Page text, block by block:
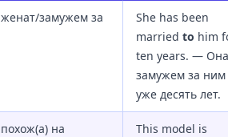
женат/замужем за
She has been
married to him
ten years. — Она
замужем за ним
уже десять лет.
похож(а) на
This model is